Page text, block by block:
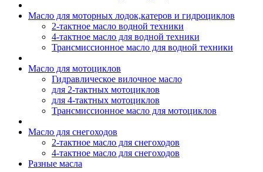
Масло для моторных лодок,катеров и гидроциклов
2-тактное масло водной техники
4-тактное масло для водной техники
Трансмиссионное масло для водной техники
Масло для мотоциклов
Гидравлическое вилочное масло
для 2-тактных мотоциклов
для 4-тактных мотоциклов
Трансмиссионное масло для мотоциклов
Масло для снегоходов
2-тактное масло для снегоходов
4-тактное масло для снегоходов
Разные масла